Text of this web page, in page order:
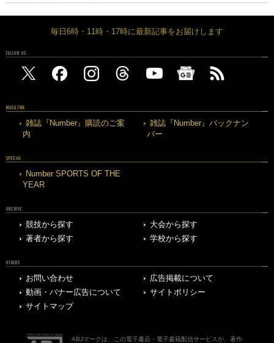
毎日6時・11時・17時に最新記事をお届けします
FOLLOW US
MAGAZINE
雑誌『Number』購読のご案
内
雑誌『Number』バックナン
バー
SPECIAL
Number SPORTS OF THE
YEAR
ARCHIVE
競技から探す
大会から探す
著者から探す
学校から探す
OTHERS
お問い合わせ
広告掲載について
動画・バナー広告について
サイトポリシー
サイトマップ
ABJマークは、この電子書店・電子書籍配信サービスが、著作